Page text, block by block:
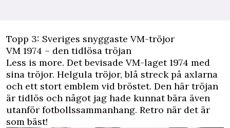
Topp 3: Sveriges snyggaste VM-tröjor
VM 1974 – den tidlösa tröjan
Less is more. Det bevisade VM-laget 1974 med
sina tröjor. Helgula tröjor, blå streck på axlarna
och ett stort emblem vid bröstet. Den här tröjan
är tidlös och något jag hade kunnat bära även
utanför fotbollssammanhang. Retro när det är
som bäst!